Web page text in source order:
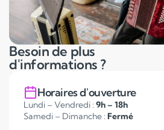
Besoin de plus
d'informations ?
Horaires d'ouverture
Lundi – Vendredi : 9h – 18h
Samedi – Dimanche : Fermé